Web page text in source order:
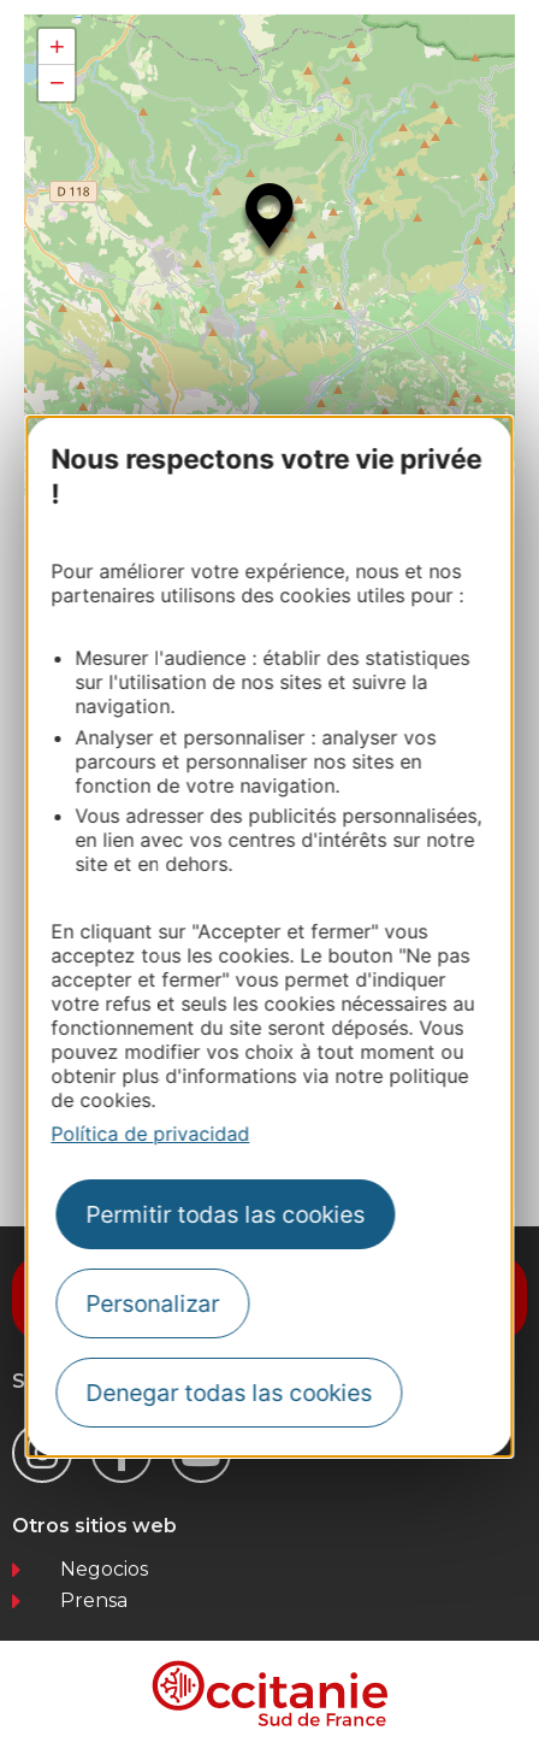
Nous respectons votre vie privée
!
Pour améliorer votre expérience, nous et nos
partenaires utilisons des cookies utiles pour :
Mesurer l'audience : établir des statistiques
sur l'utilisation de nos sites et suivre la
navigation.
Analyser et personnaliser : analyser vos
parcours et personnaliser nos sites en
fonction de votre navigation.
Vous adresser des publicités personnalisées,
en lien avec vos centres d'intérêts sur notre
site et en dehors.
En cliquant sur "Accepter et fermer" vous
acceptez tous les cookies. Le bouton "Ne pas
accepter et fermer" vous permet d'indiquer
votre refus et seuls les cookies nécessaires au
fonctionnement du site seront déposés. Vous
pouvez modifier vos choix à tout moment ou
obtenir plus d'informations via notre politique
de cookies.
Política de privacidad
Permitir todas las cookies
Personalizar
Denegar todas las cookies
+
−
RESERVA
GRUTA DE LIMOUSIS
51 chemin de la grotte 11600 LIMOUSIS
Ruta y acceso
+33 4 68 76 96 63
Sitio web
Facebook
A MIS FAVORITOS
Suscríbase al boletín de noticias
Destination Occitanie
Síganos
Otros sitios web
Negocios
Prensa